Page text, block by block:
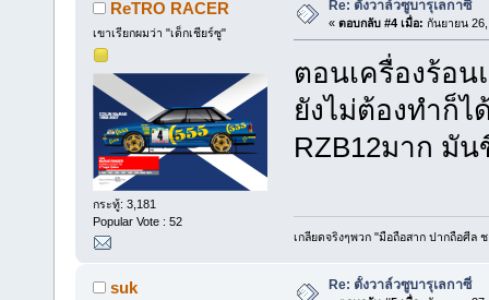
ReTRO RACER
เขาเรียกผมว่า "เด็กเชียร์ซู"
กระทู้: 3,181
Popular Vote : 52
Re: ตั้งวาล์วซูบารุเลกาซี่
« ตอบกลับ #4 เมื่อ: กันยายน
ตอนเครื่องร้อ
ยังไม่ต้องทำก็
RZB12มาก มั
เกลียดจริงๆพวก "มือถือสาก ปากถือศีล
suk Re: ตั้งวาล์วซูบารุเลกาซี่